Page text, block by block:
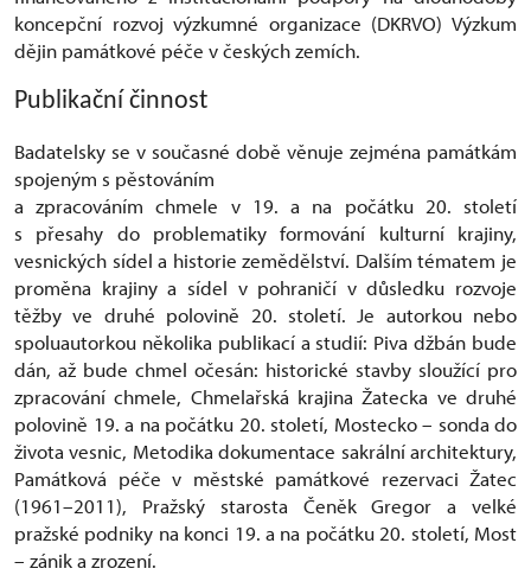
koncepční rozvoj výzkumné organizace (DKRVO) Výzkum
dějin památkové péče v českých zemích.
Publikační činnost
Badatelsky se v současné době věnuje zejména památkám
spojeným s pěstováním
a zpracováním chmele v 19. a na počátku 20. století
s přesahy do problematiky formování kulturní krajiny,
vesnických sídel a historie zemědělství. Dalším tématem je
proměna krajiny a sídel v pohraničí v důsledku rozvoje
těžby ve druhé polovině 20. století. Je autorkou nebo
spoluautorkou několika publikací a studií: Piva džbán bude
dán, až bude chmel očesán: historické stavby sloužící pro
zpracování chmele, Chmelařská krajina Žatecka ve druhé
polovině 19. a na počátku 20. století, Mostecko – sonda do
života vesnic, Metodika dokumentace sakrální architektury,
Památková péče v městské památkové rezervaci Žatec
(1961–2011), Pražský starosta Čeněk Gregor a velké
pražské podniky na konci 19. a na počátku 20. století, Most
– zánik a zrození.